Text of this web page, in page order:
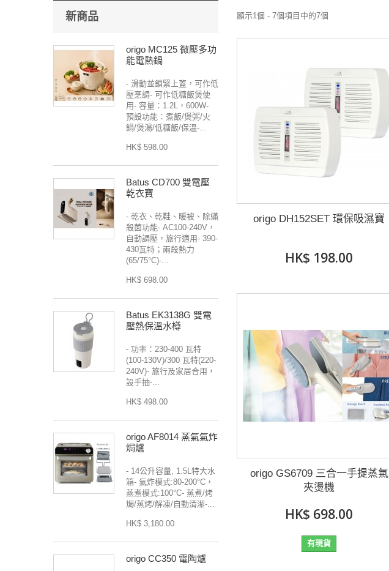
新商品
origo MC125 微壓多功
能電熱鍋
- 滑動並鎖緊上蓋，可作低
壓烹調- 可作低糖飯煲使
用- 容量：1.2L，600W-
預設功能：煮飯/煲粥/火
鍋/煲湯/低糖飯/保溫-...
HK$ 598.00
Batus CD700 雙電壓
乾衣寶
- 乾衣、乾鞋、暖被、除蟎
殺菌功能- AC100-240V，
自動調壓，旅行適用- 390-
430瓦特；兩段熱力
(65/75°C)-...
HK$ 698.00
Batus EK3138G 雙電
壓熱保溫水樽
- 功率：230-400 瓦特
(100-130V)/300 瓦特(220-
240V)- 旅行及家居合用，
設手抽-...
HK$ 498.00
origo AF8014 蒸氣氣炸
焗爐
- 14公升容量, 1.5L特大水
箱- 氣炸模式:80-200°C，
蒸煮模式:100°C- 蒸煮/烤
焗/蒸烤/解凍/自動清潔-...
HK$ 3,180.00
origo CC350 電陶爐
顯示1個 - 7個項目中的7個
origo DH152SET 環保吸濕寶
HK$ 198.00
origo GS6709 三合一手提蒸氣
夾燙機
HK$ 698.00
有現貨